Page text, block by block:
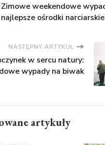
Zimowe weekendowe
najlepsze ośrodki narciarskie
NASTĘPNY ARTYKUŁ
w sercu natury:
wypady na biwak
artykuły